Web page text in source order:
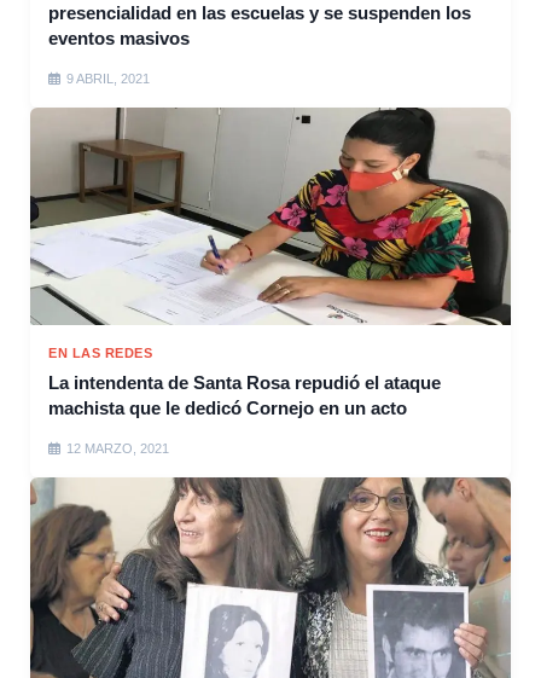
presencialidad en las escuelas y se suspenden los
eventos masivos
9 ABRIL, 2021
EN LAS REDES
La intendenta de Santa Rosa repudió el ataque
machista que le dedicó Cornejo en un acto
12 MARZO, 2021